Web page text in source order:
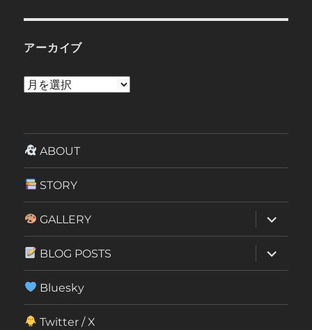
アーカイブ
ア
イ
ABOUT
STORY
GALLERY
ブ
メ
ニ
ュ
ー
開
BLOG POSTS
ブ
メ
ー
Bluesky
Twitter / X